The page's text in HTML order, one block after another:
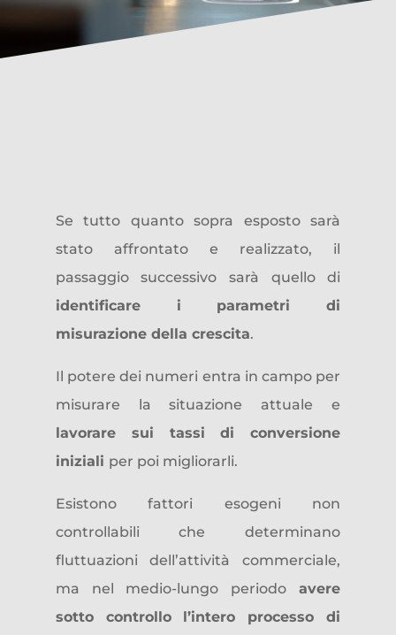
Se tutto quanto sopra esposto sarà
stato affrontato e realizzato, il
passaggio successivo sarà quello di
identificare i parametri di
misurazione della crescita.
Il potere dei numeri entra in campo per
misurare la situazione attuale e
lavorare sui tassi di conversione
iniziali per poi migliorarli.
Esistono fattori esogeni non
controllabili che determinano
fluttuazioni dell’attività commerciale,
ma nel medio-lungo periodoavere
sotto controllo l’intero processo di